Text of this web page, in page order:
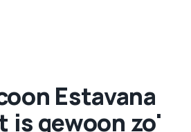
Estavana
gewoon zo'